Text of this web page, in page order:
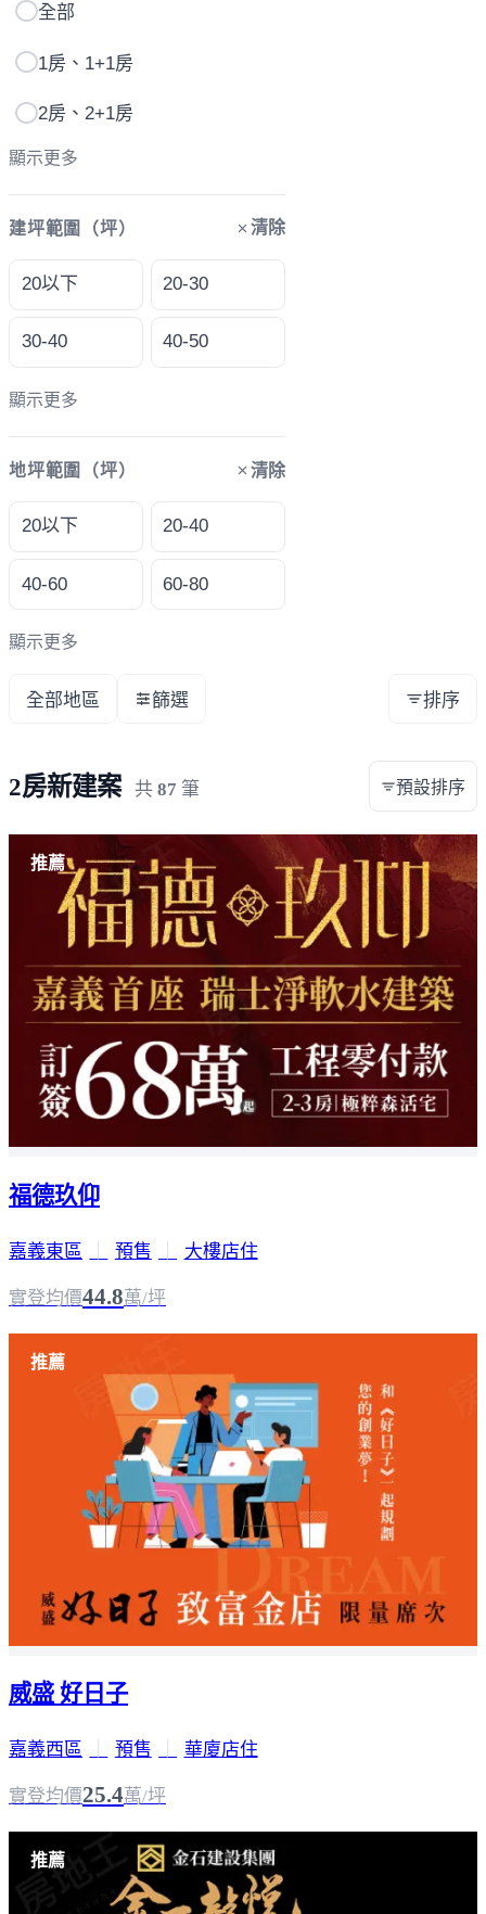
全部
1房、1+1房
2房、2+1房
顯示更多
建坪範圍（坪） 清除
20以下 20-30
30-40 40-50
顯示更多
地坪範圍（坪） 清除
20以下 20-40
40-60 60-80
顯示更多
全部地區 篩選 排序
2房新建案 共 87 筆 預設排序
載入失敗，請重新整理
推薦
福德玖仰
嘉義東區 預售 大樓店住
實登均價44.8萬/坪
推薦
威盛 好日子
嘉義西區 預售 華廈店住
實登均價25.4萬/坪
推薦